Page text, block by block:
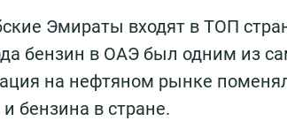
Эмираты входят в ТОП
бензин в ОАЭ был одним из
на нефтяном рынке
бензина в стране.